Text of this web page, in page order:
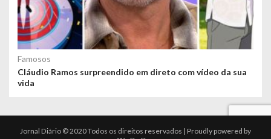
Famosos
Cláudio Ramos surpreendido em direto com vídeo da sua
vida
Jornal Diário © 2020 Todos os direitos reservados | Proudly powered by